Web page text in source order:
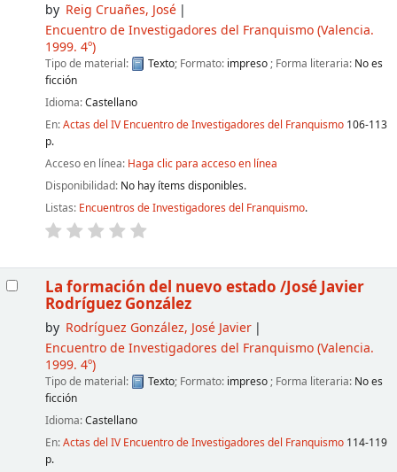
by Reig Cruañes, José
Encuentro de Investigadores del Franquismo(Valencia.
1999. 4º)
Tipo de material: Texto; Formato: impreso ; Forma literaria: No es
ficción
Idioma:Castellano
En:Actas del IV Encuentro de Investigadores del Franquismo106-113
p.
Acceso en línea: Haga clic para acceso en línea
Disponibilidad: No hay ítems disponibles.
Listas: Encuentros de Investigadores del Franquismo.
La formación del nuevo estado /José Javier
Rodríguez González
by Rodríguez González, José Javier
Encuentro de Investigadores del Franquismo(Valencia.
1999. 4º)
Tipo de material: Texto; Formato: impreso ; Forma literaria: No es
ficción
Idioma:Castellano
En:Actas del IV Encuentro de Investigadores del Franquismo114-119
p.